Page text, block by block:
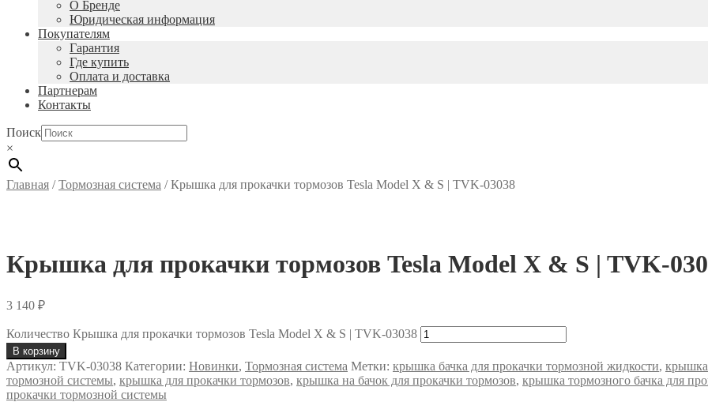
О Бренде
Юридическая информация
Покупателям
Гарантия
Где купить
Оплата и доставка
Партнерам
Контакты
Поиск
×
Главная /Тормозная система /Крышка для прокачки тормозов Tesla Model X & S | TVK-03038
Крышка для прокачки тормозов Tesla Model X & S | TVK-
3 140 ₽
Количество Крышка для прокачки тормозов Tesla Model X & S | TVK-03038
В корзину
Артикул: TVK-03038 Категории: Новинки, Тормозная система Метки: крышка бачка для прокачки тормозной жидкости, крышка
тормозной системы, крышка для прокачки тормозов, крышка на бачок для прокачки тормозов, крышка тормозного бачка для
прокачки тормозной системы